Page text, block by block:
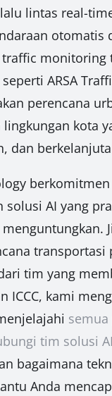
lintas real-
otomatis
traffic monitoring
ARSA
perencana
kota
dan
solusi AI yang
transportasi
tim yang
ICCC, kami
tim solusi
bagaimana
Anda